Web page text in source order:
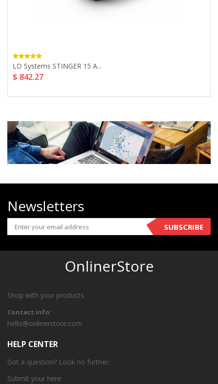
LD Systems STINGER 15 A...
$ 842.27
Newsletters
SUBSCRIBE
OnlinerStore
Shop with your products
Contact info:
hello@onlinerstore.com
HELP CENTER
Got a question? Look no further.
Submit your here